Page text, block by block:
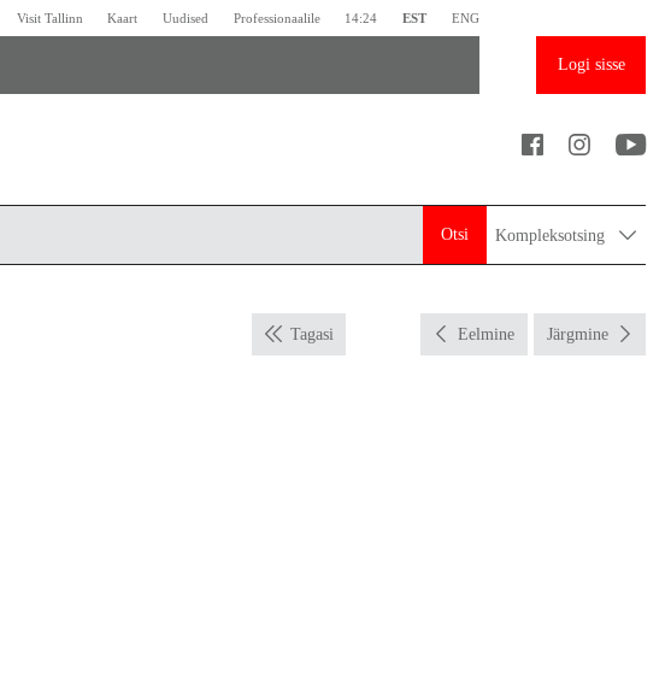
Visit Tallinn Kaart Uudised Professionaalile 14:24 EST ENG
Logi sisse
Otsi Kompleksotsing
Tagasi Eelmine Järgmine